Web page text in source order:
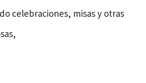
celebraciones, misas y otras